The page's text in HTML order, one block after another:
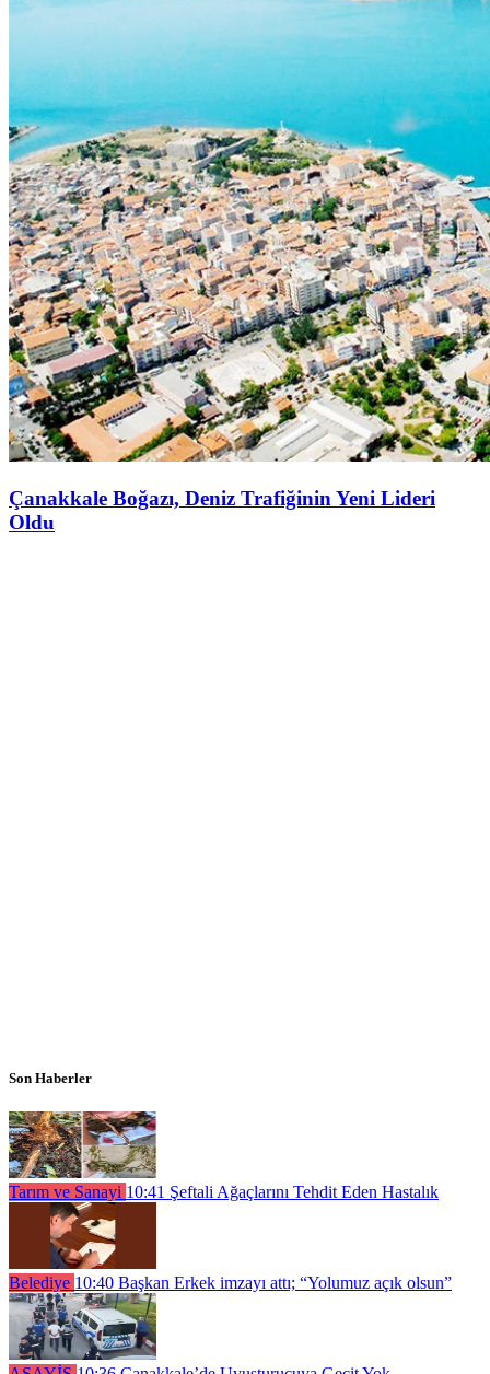
Çanakkale Boğazı, Deniz Trafiğinin Yeni Lideri
Oldu
Son Haberler
Tarım ve Sanayi 10:41 Şeftali Ağaçlarını Tehdit Eden Hastalık
Belediye 10:40 Başkan Erkek imzayı attı; “Yolumuz açık olsun”